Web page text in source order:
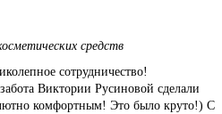
средств
сотрудничество!
Виктории Русиновой сделали
комфортным! Это было круто!) С